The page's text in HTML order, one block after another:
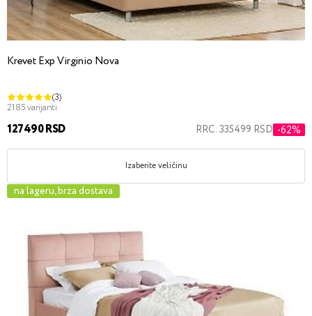
Krevet Exp Virginio Nova
(3)
2185 varijanti
127490 RSD RRC: 335499 RSD -62%
Izaberite veličinu
na lageru, brza dostava